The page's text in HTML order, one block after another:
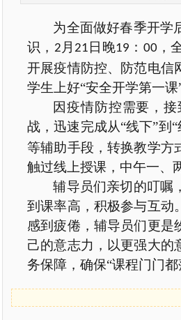
为全面做好春季开学
识， 2 月 21 日晚19 ： 00，
开展疫情防控、防范电信
学生上好“安全开学第一课”
因疫情防控需要，
战，迅速完成从“线下”到
等辅助手段，转换教学方
触过线上授课，中午一、
辅导员们亲切的叮嘱
到课率高，积极参与互动
感到疲倦，辅导员们更是
己的意志力，以更强大的
务保障，确保“课程门门都